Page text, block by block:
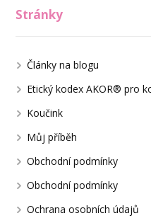
Stránky
Články na blogu
Etický kodex AKOR® pro
Koučink
Můj příběh
Obchodní podmínky
Obchodní podmínky
Ochrana osobních údajů